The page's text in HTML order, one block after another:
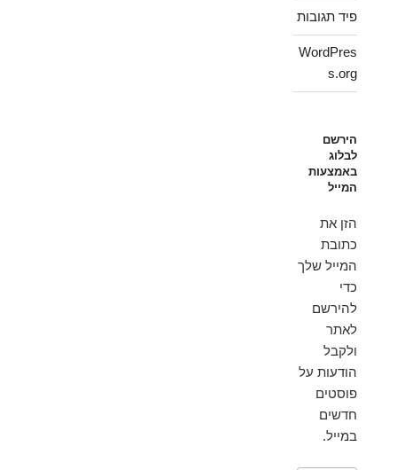
פיד תגובות
WordPres
s.org
הירשם
לבלוג
באמצעות
המייל
הזן את
כתובת
המייל שלך
כדי
להירשם
לאתר
ולקבל
הודעות על
פוסטים
חדשים
במייל.